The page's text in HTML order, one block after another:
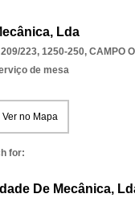
Lda
223, 1250-250, CAMPO
de mesa
Ver no Mapa
for:
De Mecânica,